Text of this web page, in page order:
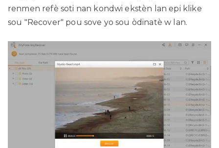
renmen refè soti nan kondwi ekstèn lan epi klike
sou "Recover" pou sove yo sou òdinatè w lan.